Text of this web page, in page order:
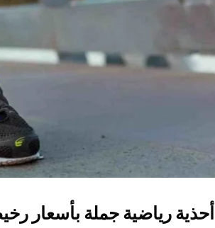
أحذية رياضية جملة بأسعار